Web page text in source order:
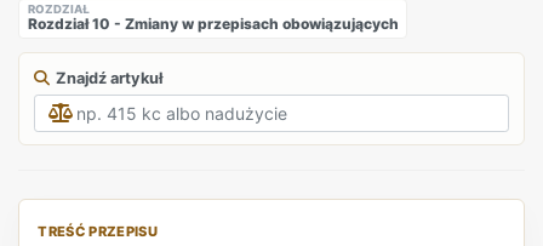
ROZDZIAŁ
Rozdział 10 - Zmiany w przepisach obowiązujących
Znajdź artykuł
TREŚĆ PRZEPISU